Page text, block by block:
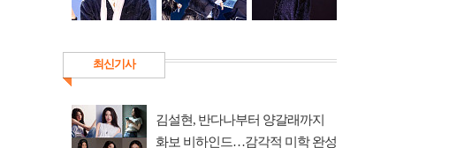
최신기사
김설현, 반다나부터 양갈래까지
화보 비하인드…감각적 미학 완성